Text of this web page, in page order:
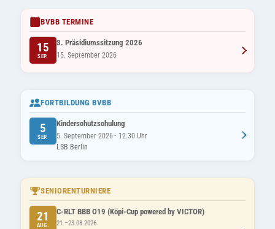
BVBB TERMINE
15
SEP.
3. Präsidiumssitzung 2026
15. September 2026
FORTBILDUNG BVBB
5
SEP.
Kinderschutzschulung
5. September 2026 · 12:30 Uhr
LSB Berlin
SENIORENTURNIERE
21
AUG.
C-RLT BBB O19 (Köpi-Cup powered by VICTOR)
21.–23.08.2026